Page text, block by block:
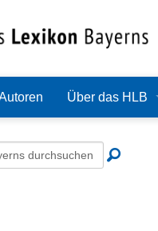
Über das HLB
Redaktion